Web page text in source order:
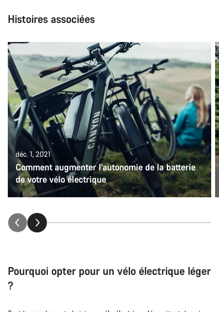
Histoires associées
déc. 1, 2021
Comment augmenter l'autonomie de la batterie
de votre vélo électrique
Pourquoi opter pour un vélo électrique léger
?